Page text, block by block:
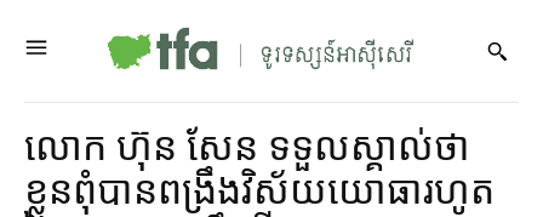
លោក ហ៊ុន សែន ទទួលស្គាល់​ថា
ខ្លួន​ពុំ​បាន​ពង្រឹង​វិស័យ​យោធា​រហូត​